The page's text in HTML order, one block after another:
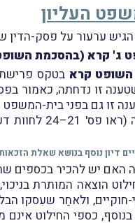
העליון
ערעור על פסק-הדין
ג' קרא (בהסכמת
השופט קרא בטקס
זו נדחתה, כאמור
זו גם בפני בית-המשפט
בין היתר, על הלכת
דיון נוסף בנושא שאלת
יש להכיר בכספים
הוצאה המותרת
חוקיים, ולאחַר שעִסקו
בנוסף, כספי החילוט